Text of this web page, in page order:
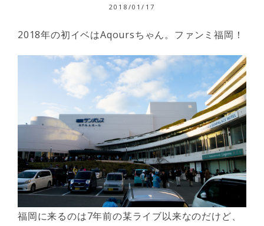
2018/01/17
2018年の初イベはAqoursちゃん。ファンミ福岡！
福岡に来るのは7年前の某ライブ以来なのだけど、